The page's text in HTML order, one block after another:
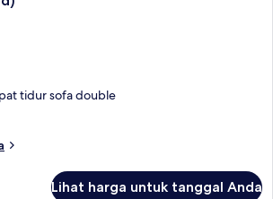
tidur sofa double
Lihat harga untuk tanggal Anda